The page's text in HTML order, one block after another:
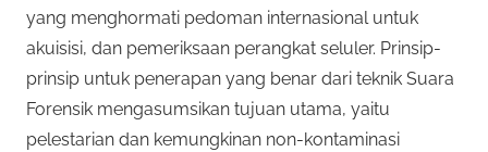
yang menghormati pedoman internasional untuk
akuisisi, dan pemeriksaan perangkat seluler. Prinsip-
prinsip untuk penerapan yang benar dari teknik Suara
Forensik mengasumsikan tujuan utama, yaitu
pelestarian dan kemungkinan non-kontaminasi